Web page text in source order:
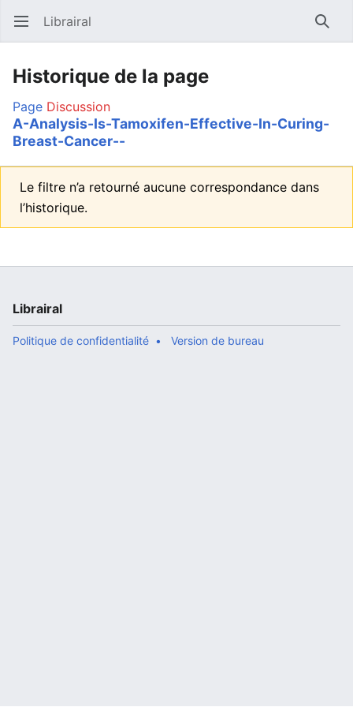
Ouvrir le menu principal Librairal
Historique de la page
Page Discussion
A-Analysis-Is-Tamoxifen-Effective-In-Curing-
Breast-Cancer--
Le filtre n’a retourné aucune correspondance dans
l’historique.
Librairal
Politique de confidentialité Version de bureau